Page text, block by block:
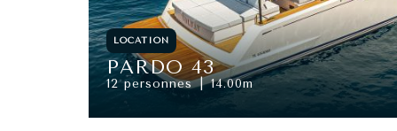
LOCATION
PARDO 43
12 personnes 14.00m